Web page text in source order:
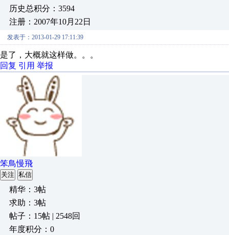
历史总积分：3594
注册：2007年10月22日
发表于：2013-01-29 17:11:39
是了，大概就这样做。。。
回复 引用 举报
笨鳥慢飛
关注 私信
精华：3帖
求助：3帖
帖子：15帖 | 2548回
年度积分：0